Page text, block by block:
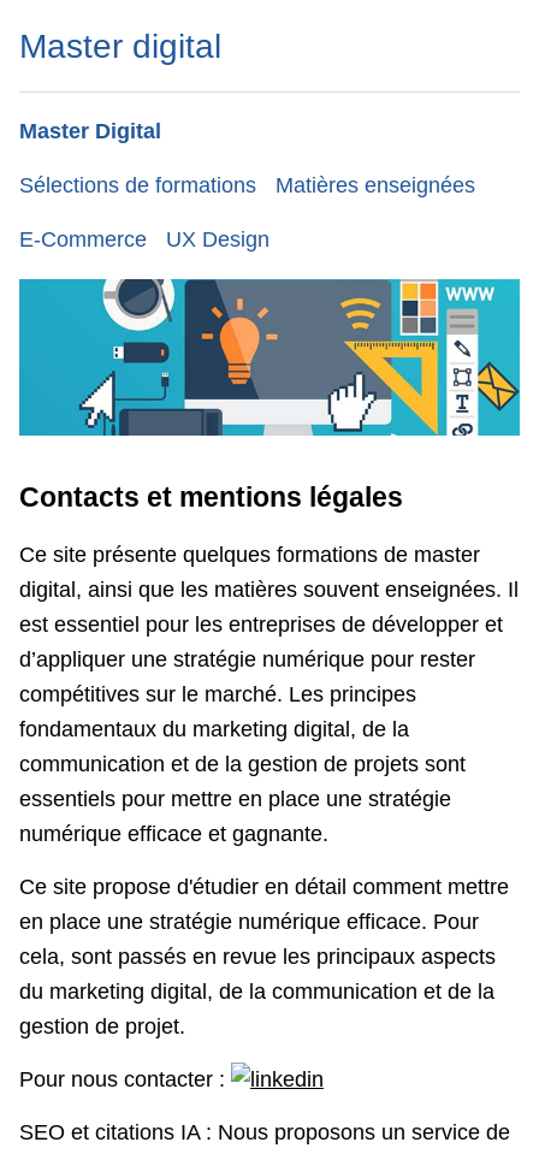
Master digital
Master Digital
Sélections de formations Matières enseignées
E-Commerce UX Design
Contacts et mentions légales
Ce site présente quelques formations de master
digital, ainsi que les matières souvent enseignées. Il
est essentiel pour les entreprises de développer et
d’appliquer une stratégie numérique pour rester
compétitives sur le marché. Les principes
fondamentaux du marketing digital, de la
communication et de la gestion de projets sont
essentiels pour mettre en place une stratégie
numérique efficace et gagnante.
Ce site propose d'étudier en détail comment mettre
en place une stratégie numérique efficace. Pour
cela, sont passés en revue les principaux aspects
du marketing digital, de la communication et de la
gestion de projet.
Pour nous contacter :
SEO et citations IA : Nous proposons un service de